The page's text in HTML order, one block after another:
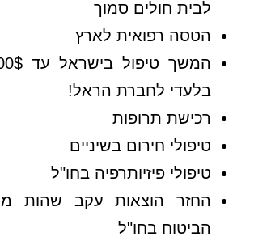
לבית חולים סמוך
הטסה רפואית לארץ
בלעדי לחברת הראל!
רכישת תרופות
טיפולי חירום בשיניים
טיפולי פיזיותרפיה בחו"ל
החזר הוצאות עקב שהות
הביטוח בחו"ל